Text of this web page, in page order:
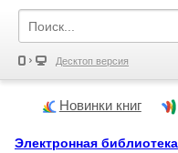
Десктоп версия
Новинки книг
Электронная